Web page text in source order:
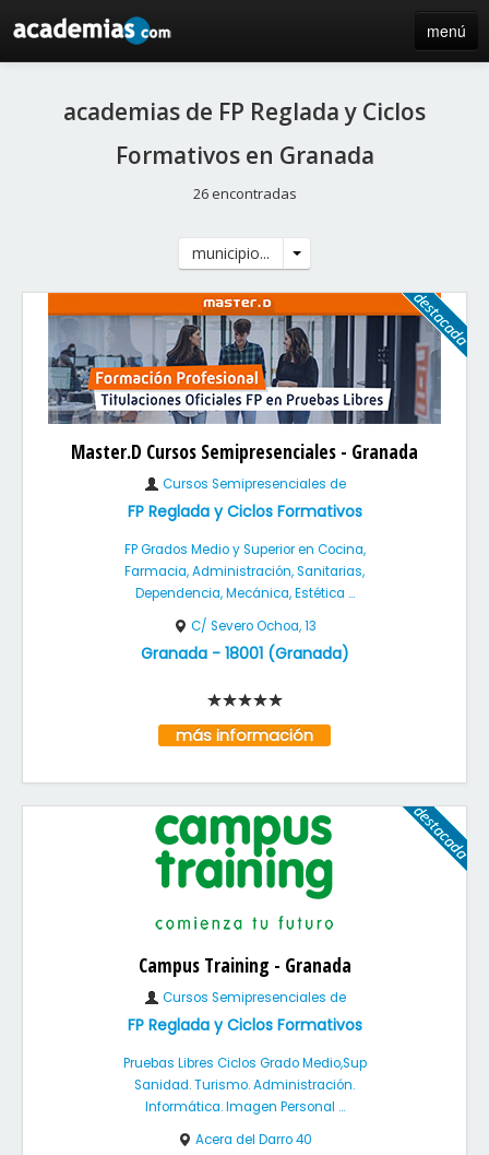
menú
blogacademias de FP Reglada y Ciclos
Formativos en Granada
26 encontradas
municipio...
Master.D Cursos Semipresenciales - Granada
Cursos Semipresenciales de
FP Reglada y Ciclos Formativos
FP Grados Medio y Superior en Cocina,
Farmacia, Administración, Sanitarias,
Dependencia, Mecánica, Estética ...
C/ Severo Ochoa, 13
Granada- 18001(Granada)
más información
Campus Training - Granada
Cursos Semipresenciales de
FP Reglada y Ciclos Formativos
Pruebas Libres Ciclos Grado Medio,Sup
Sanidad. Turismo. Administración.
Informática. Imagen Personal ...
Acera del Darro 40